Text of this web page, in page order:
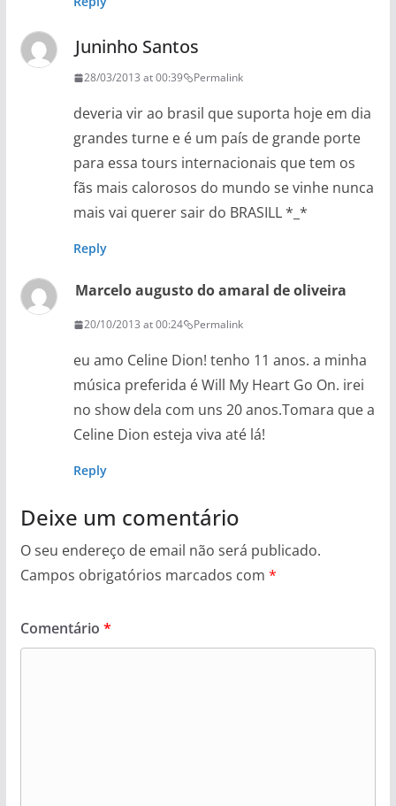
Juninho Santos
28/03/2013 at 00:39 Permalink
deveria vir ao brasil que suporta hoje em dia
grandes turne e é um país de grande porte
para essa tours internacionais que tem os
fãs mais calorosos do mundo se vinhe nunca
mais vai querer sair do BRASILL *_*
Reply
Marcelo augusto do amaral de oliveira
20/10/2013 at 00:24 Permalink
eu amo Celine Dion! tenho 11 anos. a minha
música preferida é Will My Heart Go On. irei
no show dela com uns 20 anos.Tomara que a
Celine Dion esteja viva até lá!
Reply
Deixe um comentário
O seu endereço de email não será publicado.
Campos obrigatórios marcados com *
Comentário *